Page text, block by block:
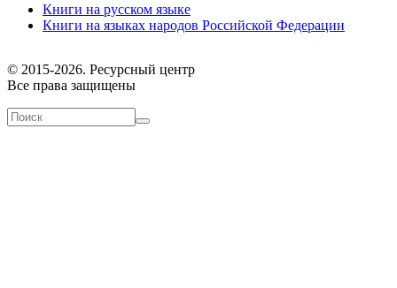
Книги на русском языке
Книги на языках народов Российской Федерации
© 2015-2026. Ресурсный центр
Все права защищены